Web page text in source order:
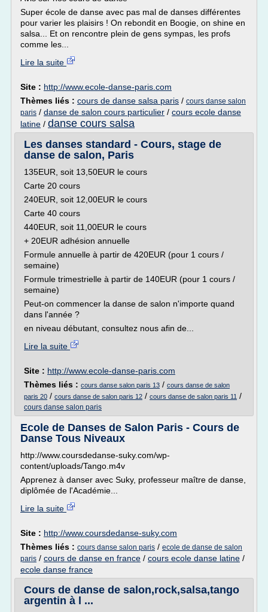
Super école de danse avec pas mal de danses différentes
pour varier les plaisirs ! On rebondit en Boogie, on shine en
salsa... Et on rencontre plein de gens sympas, les profs
comme les...
Lire la suite
Site : http://www.ecole-danse-paris.com
Thèmes liés : cours de danse salsa paris / cours danse salon
paris / danse de salon cours particulier / cours ecole danse
latine / danse cours salsa
Les danses standard - Cours, stage de
danse de salon, Paris
135EUR, soit 13,50EUR le cours
Carte 20 cours
240EUR, soit 12,00EUR le cours
Carte 40 cours
440EUR, soit 11,00EUR le cours
+ 20EUR adhésion annuelle
Formule annuelle à partir de 420EUR (pour 1 cours /
semaine)
Formule trimestrielle à partir de 140EUR (pour 1 cours /
semaine)
Peut-on commencer la danse de salon n'importe quand
dans l'année ?
en niveau débutant, consultez nous afin de...
Lire la suite
Site : http://www.ecole-danse-paris.com
Thèmes liés : cours danse salon paris 13 / cours danse de salon
paris 20 / cours danse de salon paris 12 / cours danse de salon paris 11 /
cours danse salon paris
Ecole de Danses de Salon Paris - Cours de
Danse Tous Niveaux
http://www.coursdedanse-suky.com/wp-
content/uploads/Tango.m4v
Apprenez à danser avec Suky, professeur maître de danse,
diplômée de l'Académie...
Lire la suite
Site : http://www.coursdedanse-suky.com
Thèmes liés : cours danse salon paris / ecole de danse de salon
paris / cours de danse en france / cours ecole danse latine /
ecole danse france
Cours de danse de salon,rock,salsa,tango
argentin à l ...